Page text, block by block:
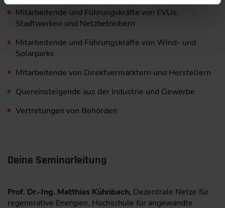
Mitarbeitende und Führungskräfte von EVUs,
Stadtwerken und Netzbetreibern
Mitarbeitende und Führungskräfte von Wind- und
Solarparks
Mitarbeitende von Direktvermarktern und Herstellern
Quereinsteigende aus der Industrie und Gewerbe
Vertretungen von Behörden
Deine Seminarleitung
Prof. Dr.-Ing. Matthias Kühnbach, Dezentrale Netze für
regenerative Energien, Hochschule für angewandte